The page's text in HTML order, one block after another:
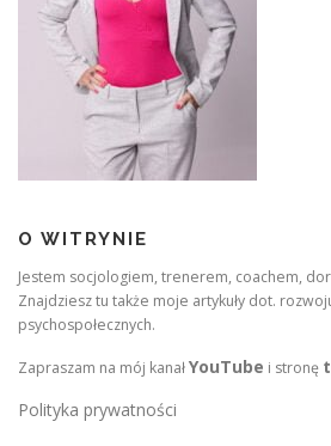
O WITRYNIE
Jestem socjologiem, trenerem, coachem,
Znajdziesz tu także moje artykuły dot.
psychospołecznych.
Zapraszam na mój kanałYouTube i stronę
Polityka prywatności